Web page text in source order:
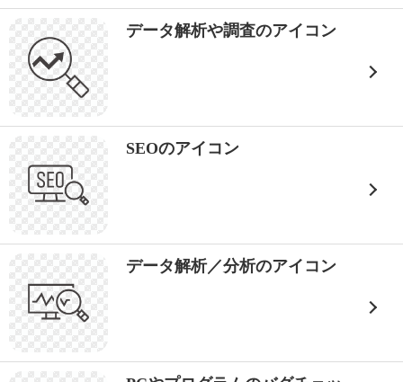
データ解析や調査のアイコン
SEOのアイコン
データ解析／分析のアイコン